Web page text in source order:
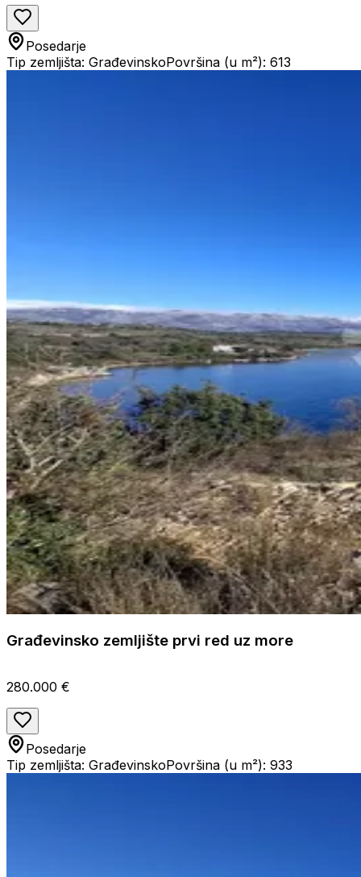
Posedarje
Tip zemljišta: GrađevinskoPovršina (u m²): 613
Građevinsko zemljište prvi red uz more
280.000 €
Posedarje
Tip zemljišta: GrađevinskoPovršina (u m²): 933